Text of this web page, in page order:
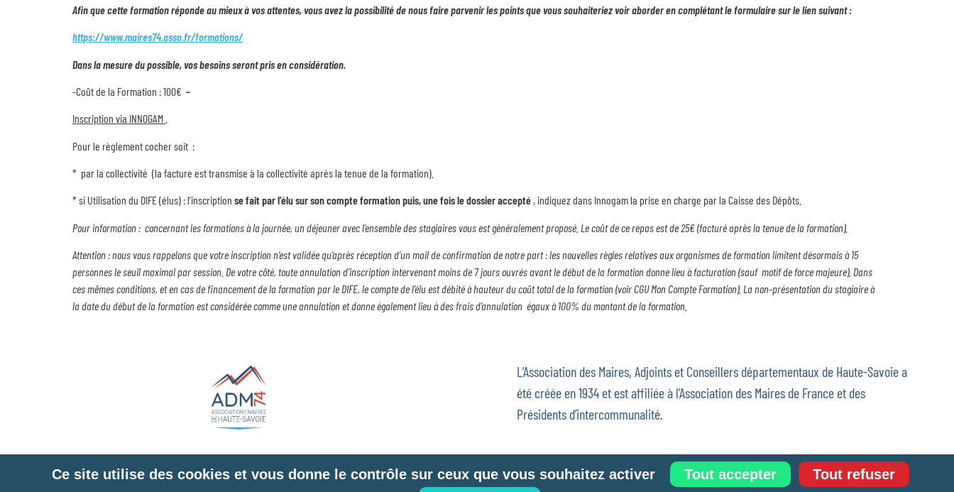
Afin que cette formation réponde au mieux à vos attentes, vous avez la possibilité de nous faire parvenir les points que vous souhaiteriez voir aborder en complétant le formulaire sur le lien suivant :
https://www.maires74.asso.fr/formations/
Dans la mesure du possible, vos besoins seront pris en considération.
-Coût de la Formation : 100€ –
Inscription via INNOGAM
Pour le règlement cocher soit :
* par la collectivité (la facture est transmise à la collectivité après la tenue de la formation).
* si Utilisation du DIFE (élus) : l’inscription se fait par l’élu sur son compte formationpuis, une fois le dossier accepté , indiquez dans Innogam la prise en charge par la Caisse des Dépôts.
Pour information : concernant les formations à la journée, un déjeuner avec l’ensemble des stagiaires vous est généralement proposé. Le coût de ce repas est de 25€ (facturé après la tenue de la formation).
Attention : nous vous rappelons que votre inscription n’est validée qu’après réception d’un mail de confirmation de notre part : les nouvelles règles relatives aux organismes de formation limitent désormais à 15
personnes le seuil maximal par session. De votre côté, toute annulation d’inscription intervenant moins de 7 jours ouvrés avant le début de la formation donne lieu à facturation (sauf motif de force majeure). Dans
ces mêmes conditions, et en cas de financement de la formation par le DIFE, le compte de l’élu est débité à hauteur du coût total de la formation (voir CGU Mon Compte Formation). La non-présentation du stagiaire à
la date du début de la formation est considérée comme une annulation et donne également lieu à des frais d’annulation égaux à 100% du montant de la formation.
L’Association des Maires, Adjoints et Conseillers départementaux de Haute-Savoie a
été créée en 1934 et est affiliée à l’Association des Maires de France et des
Présidents d’intercommunalité.
Politique de confidentialité Gestion des cookies
Ce site utilise des cookies et vous donne le contrôle sur ceux que vous souhaitez activer Tout accepter Tout refuser